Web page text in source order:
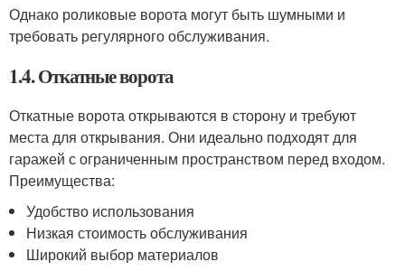
Однако роликовые ворота могут быть шумными и
требовать регулярного обслуживания.
1.4. Откатные ворота
Откатные ворота открываются в сторону и требуют
места для открывания. Они идеально подходят для
гаражей с ограниченным пространством перед входом.
Преимущества:
Удобство использования
Низкая стоимость обслуживания
Широкий выбор материалов